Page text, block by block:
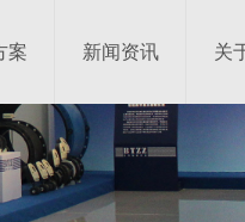
案 新闻资讯 关